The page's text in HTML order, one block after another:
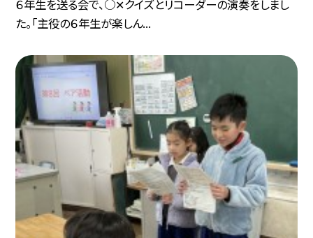
６年生を送る会で、○✕クイズとリコーダーの演奏をしまし
た。「主役の６年生が楽しん...